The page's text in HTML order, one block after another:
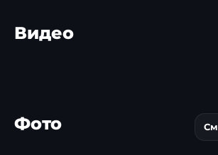
Видео
Более 150
Фото